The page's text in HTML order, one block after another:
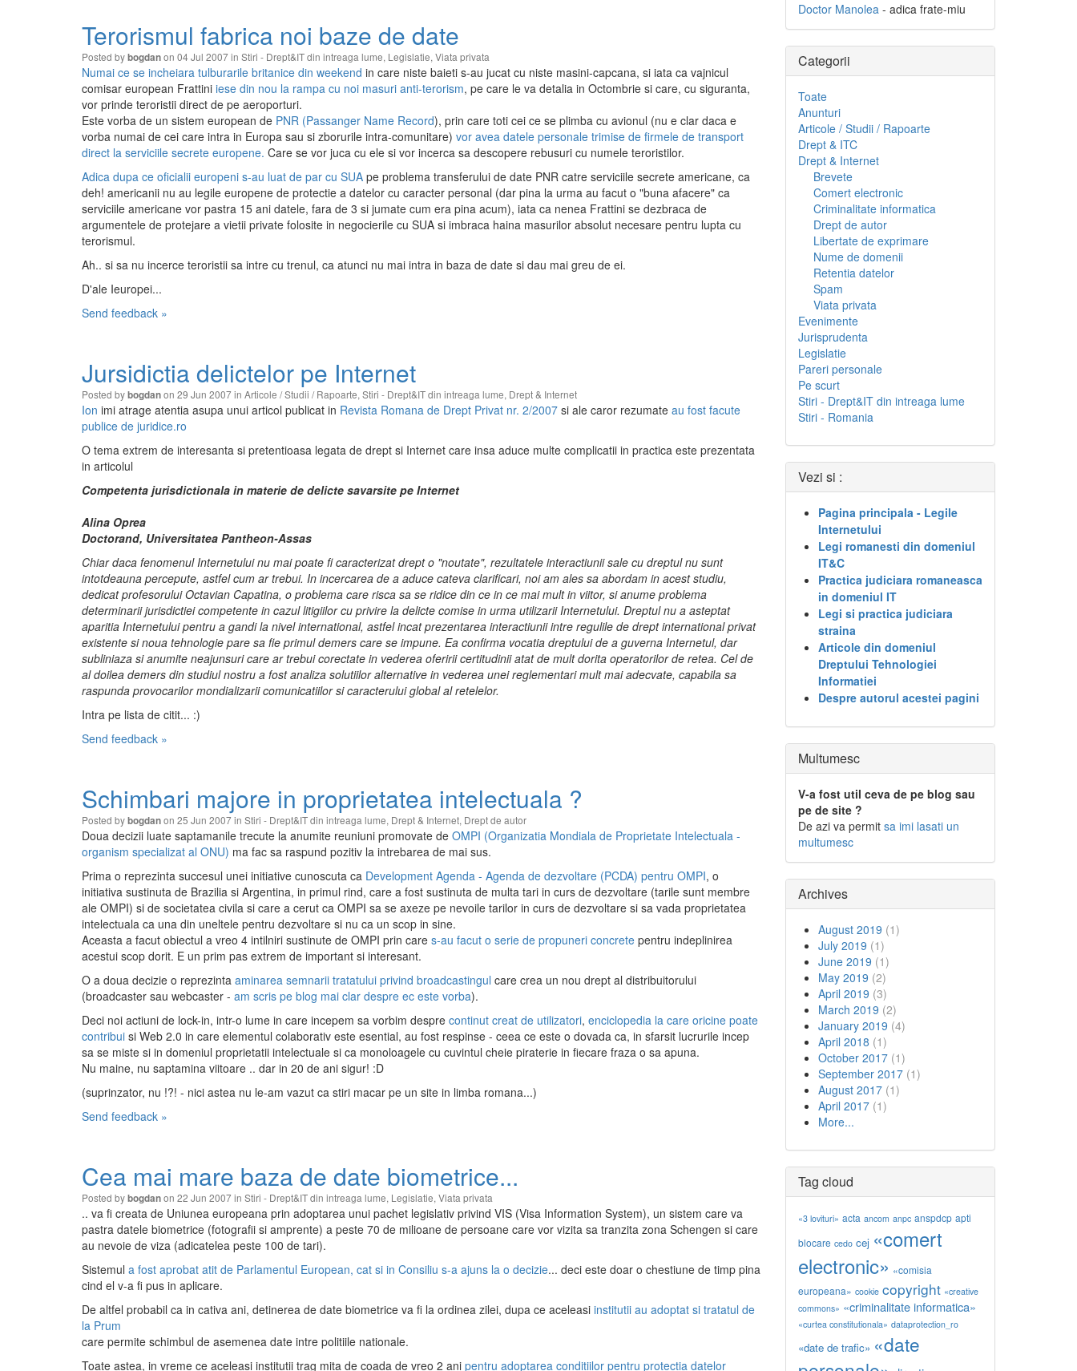
Terorismul fabrica noi baze de date
Posted bybogdanon 04 Jul 2007 in Stiri - Drept&IT din intreaga lume, Legislatie, Viata privata
Numai ce se incheiara tulburarile britanice din weekend in care niste baieti s-au jucat cu niste masini-capcana, si iata ca vajnicul
comisar european Frattini iese din nou la rampa cu noi masuri anti-terorism, pe care le va detalia in Octombrie si care, cu siguranta,
vor prinde teroristii direct de pe aeroporturi.
Este vorba de un sistem european de PNR (Passanger Name Record), prin care toti cei ce se plimba cu avionul (nu e clar daca e
vorba numai de cei care intra in Europa sau si zborurile intra-comunitare) vor avea datele personale trimise de firmele de transport
direct la serviciile secrete europene. Care se vor juca cu ele si vor incerca sa descopere rebusuri cu numele teroristilor.
Adica dupa ce oficialii europeni s-au luat de par cu SUA pe problema transferului de date PNR catre serviciile secrete americane, ca
deh! americanii nu au legile europene de protectie a datelor cu caracter personal (dar pina la urma au facut o "buna afacere" ca
serviciile americane vor pastra 15 ani datele, fara de 3 si jumate cum era pina acum), iata ca nenea Frattini se dezbraca de
argumentele de protejare a vietii private folosite in negocierile cu SUA si imbraca haina masurilor absolut necesare pentru lupta cu
terorismul.
Ah.. si sa nu incerce teroristii sa intre cu trenul, ca atunci nu mai intra in baza de date si dau mai greu de ei.
D'ale Ieuropei...
Send feedback »
Jursidictia delictelor pe Internet
Posted bybogdanon 29 Jun 2007 in Articole / Studii / Rapoarte, Stiri - Drept&IT din intreaga lume, Drept & Internet
Ion imi atrage atentia asupa unui articol publicat in Revista Romana de Drept Privat nr. 2/2007 si ale caror rezumate au fost facute
publice de juridice.ro
O tema extrem de interesanta si pretentioasa legata de drept si Internet care insa aduce multe complicatii in practica este prezentata
in articolul
Competenta jurisdictionala in materie de delicte savarsite pe Internet
Alina Oprea
Doctorand, Universitatea Pantheon-Assas
Chiar daca fenomenul Internetului nu mai poate fi caracterizat drept o "noutate", rezultatele interactiunii sale cu dreptul nu sunt
intotdeauna percepute, astfel cum ar trebui. In incercarea de a aduce cateva clarificari, noi am ales sa abordam in acest studiu,
dedicat profesorului Octavian Capatina, o problema care risca sa se ridice din ce in ce mai mult in viitor, si anume problema
determinarii jurisdictiei competente in cazul litigiilor cu privire la delicte comise in urma utilizarii Internetului. Dreptul nu a asteptat
aparitia Internetului pentru a gandi la nivel international, astfel incat prezentarea interactiunii intre regulile de drept international privat
existente si noua tehnologie pare sa fie primul demers care se impune. Ea confirma vocatia dreptului de a guverna Internetul, dar
subliniaza si anumite neajunsuri care ar trebui corectate in vederea oferirii certitudinii atat de mult dorita operatorilor de retea. Cel de
al doilea demers din studiul nostru a fost analiza solutiilor alternative in vederea unei reglementari mult mai adecvate, capabila sa
raspunda provocarilor mondializarii comunicatiilor si caracterului global al retelelor.
Intra pe lista de citit... :)
Send feedback »
Schimbari majore in proprietatea intelectuala ?
Posted bybogdanon 25 Jun 2007 in Stiri - Drept&IT din intreaga lume, Drept & Internet, Drept de autor
Doua decizii luate saptamanile trecute la anumite reuniuni promovate de OMPI (Organizatia Mondiala de Proprietate Intelectuala -
organism specializat al ONU) ma fac sa raspund pozitiv la intrebarea de mai sus.
Prima o reprezinta succesul unei initiative cunoscuta ca Development Agenda - Agenda de dezvoltare (PCDA) pentru OMPI, o
initiativa sustinuta de Brazilia si Argentina, in primul rind, care a fost sustinuta de multa tari in curs de dezvoltare (tarile sunt membre
ale OMPI) si de societatea civila si care a cerut ca OMPI sa se axeze pe nevoile tarilor in curs de dezvoltare si sa vada proprietatea
intelectuala ca una din uneltele pentru dezvoltare si nu ca un scop in sine.
Aceasta a facut obiectul a vreo 4 intilniri sustinute de OMPI prin care s-au facut o serie de propuneri concrete pentru indeplinirea
acestui scop dorit. E un prim pas extrem de important si interesant.
O a doua decizie o reprezinta aminarea semnarii tratatului privind broadcastingul care crea un nou drept al distribuitorului
(broadcaster sau webcaster - am scris pe blog mai clar despre ec este vorba).
Deci noi actiuni de lock-in, intr-o lume in care incepem sa vorbim despre continut creat de utilizatori, enciclopedia la care oricine poate
contribui si Web 2.0 in care elementul colaborativ este esential, au fost respinse - ceea ce este o dovada ca, in sfarsit lucrurile incep
sa se miste si in domeniul proprietatii intelectuale si ca monoloagele cu cuvintul cheie piraterie in fiecare fraza o sa apuna.
Nu maine, nu saptamina viitoare .. dar in 20 de ani sigur! :D
(suprinzator, nu !?! - nici astea nu le-am vazut ca stiri macar pe un site in limba romana...)
Send feedback »
Cea mai mare baza de date biometrice...
Posted bybogdanon 22 Jun 2007 in Stiri - Drept&IT din intreaga lume, Legislatie, Viata privata
.. va fi creata de Uniunea europeana prin adoptarea unui pachet legislativ privind VIS (Visa Information System), un sistem care va
pastra datele biometrice (fotografii si amprente) a peste 70 de milioane de persoane care vor vizita sa tranzita zona Schengen si care
au nevoie de viza (adicatelea peste 100 de tari).
Sistemul a fost aprobat atit de Parlamentul European, cat si in Consiliu s-a ajuns la o decizie... deci este doar o chestiune de timp pina
cind el v-a fi pus in aplicare.
De altfel probabil ca in cativa ani, detinerea de date biometrice va fi la ordinea zilei, dupa ce aceleasi institutii au adoptat si tratatul de
la Prum
care permite schimbul de asemenea date intre politiile nationale.
Toate astea, in vreme ce aceleasi institutii trag mita de coada de vreo 2 ani pentru adoptarea conditiilor pentru protectia datelor
Doctor Manolea- adica frate-miu
Categorii
Toate
Anunturi
Articole / Studii / Rapoarte
Drept & ITC
Drept & Internet
Brevete
Comert electronic
Criminalitate informatica
Drept de autor
Libertate de exprimare
Nume de domenii
Retentia datelor
Spam
Viata privata
Evenimente
Jurisprudenta
Legislatie
Pareri personale
Pe scurt
Stiri - Drept&IT din intreaga lume
Stiri - Romania
Vezi si :
Pagina principala - Legile
Internetului
Legi romanesti din domeniul
IT&C
Practica judiciara romaneasca
in domeniul IT
Legi si practica judiciara
straina
Articole din domeniul
Dreptului Tehnologiei
Informatiei
Despre autorul acestei pagini
Multumesc
V-a fost util ceva de pe blog sau
pe de site ?
De azi va permit sa imi lasati un
multumesc
Archives
August 2019 (1)
July 2019 (1)
June 2019 (1)
May 2019 (2)
April 2019 (3)
March 2019 (2)
January 2019 (4)
April 2018 (1)
October 2017 (1)
September 2017 (1)
August 2017 (1)
April 2017 (1)
More...
Tag cloud
«3 lovituri» acta ancom anpc anspdcp apti
blocare cedo cej «comert
electronic» «comisia
europeana» cookie copyright «creative
commons» «criminalitate informatica»
«curtea constitutionala» dataprotection_ro
«date de trafic» «date